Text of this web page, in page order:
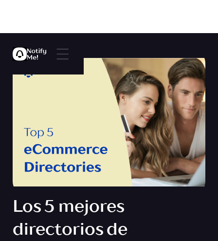
Los 5 mejores
directorios de